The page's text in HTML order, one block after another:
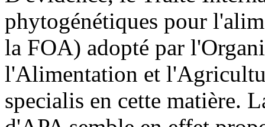
phytogénétiques pour
la FOA) adopté par
l'Alimentation et
specialis en cette matière.